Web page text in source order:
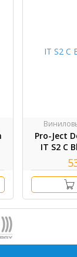
Pro-Ject
IT S2 C